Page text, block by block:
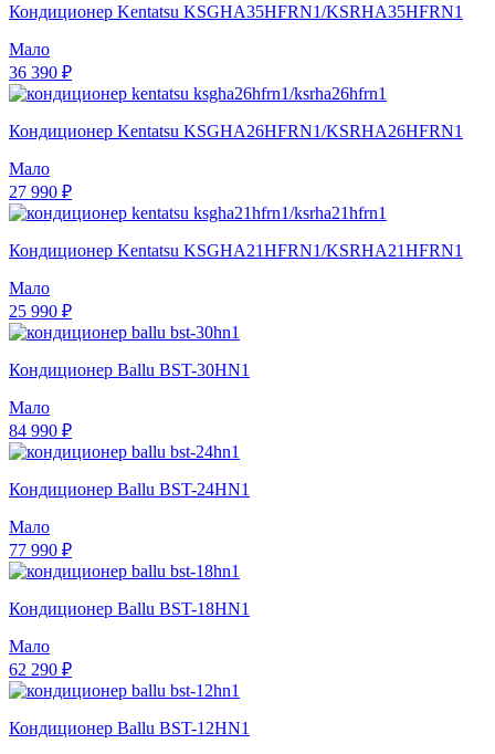
Кондиционер Kentatsu KSGHA35HFRN1/KSRHA35HFRN1
Мало
36 390 ₽
Кондиционер Kentatsu KSGHA26HFRN1/KSRHA26HFRN1
Мало
27 990 ₽
Кондиционер Kentatsu KSGHA21HFRN1/KSRHA21HFRN1
Мало
25 990 ₽
Кондиционер Ballu BST-30HN1
Мало
84 990 ₽
Кондиционер Ballu BST-24HN1
Мало
77 990 ₽
Кондиционер Ballu BST-18HN1
Мало
62 290 ₽
Кондиционер Ballu BST-12HN1